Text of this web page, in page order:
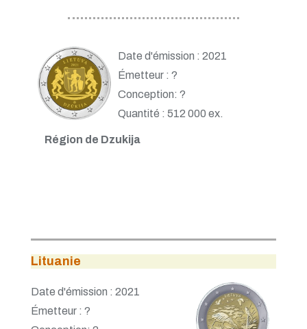
Date d'émission : 2021
Émetteur : ?
Conception: ?
Quantité : 512 000 ex.
Région de Dzukija
Lituanie
Date d'émission : 2021
Émetteur : ?